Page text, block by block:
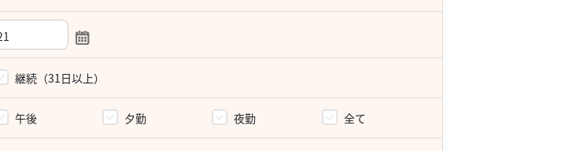
継続（31日以上）
午後 夕勤 夜勤 全て